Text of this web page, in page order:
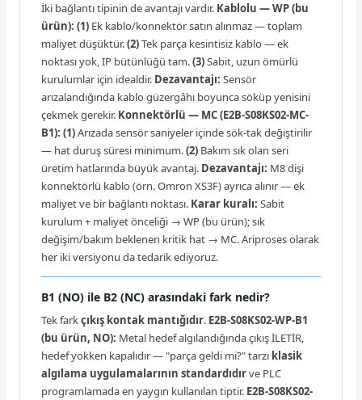
İki bağlantı tipinin de avantajı vardır. Kablolu — WP (bu
ürün): (1) Ek kablo/konnektör satın alınmaz — toplam
maliyet düşüktür.(2)Tek parça kesintisiz kablo — ek
noktası yok, IP bütünlüğü tam.(3)Sabit, uzun ömürlü
kurulumlar için idealdir. Dezavantajı: Sensör
arızalandığında kablo güzergâhı boyunca söküp yenisini
çekmek gerekir. Konnektörlü — MC (E2B-S08KS02-MC-
B1): (1)Arızada sensör saniyeler içinde sök-tak değiştirilir
— hat duruş süresi minimum.(2) Bakım sık olan seri
üretim hatlarında büyük avantaj. Dezavantajı: M8 dişi
konnektörlü kablo (örn. Omron XS3F) ayrıca alınır — ek
maliyet ve bir bağlantı noktası. Karar kuralı: Sabit
kurulum + maliyet önceliği → WP (bu ürün); sık
değişim/bakım beklenen kritik hat → MC. Ariproses olarak
her iki versiyonu da tedarik ediyoruz.
B1 (NO) ile B2 (NC) arasındaki fark nedir?
Tek farkçıkış kontak mantığıdır. E2B-S08KS02-WP-B1
(bu ürün, NO): Metal hedef algılandığında çıkış İLETİR,
hedef yokken kapalıdır — "parça geldi mi?" tarzı klasik
algılama uygulamalarının standardıdırve PLC
programlamada en yaygın kullanılan tiptir. E2B-S08KS02-